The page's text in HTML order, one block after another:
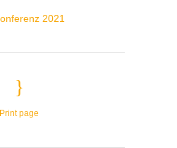
Print page